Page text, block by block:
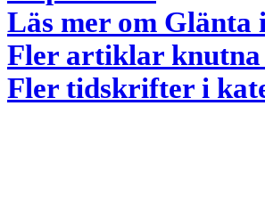
Läs mer om Glänta
Fler artiklar
Fler tidskrifter i